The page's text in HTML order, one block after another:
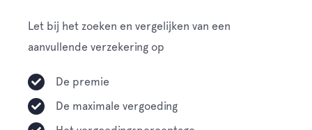
Let bij het zoeken en vergelijken van een
aanvullende verzekering op
De premie
De maximale vergoeding